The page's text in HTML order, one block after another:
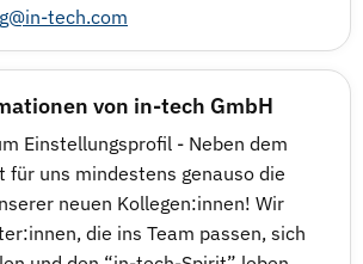
tech.com
von in-tech GmbH
Einstellungsprofil - Neben dem
für uns mindestens genauso die
neuen Kollegen:innen! Wir
die ins Team passen, sich